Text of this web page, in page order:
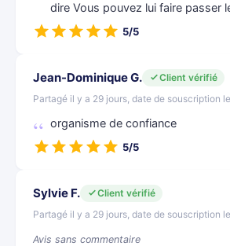
dire Vous pouvez lui faire passer
5/5
Jean-Dominique G.
Client vérifié
Partagé il y a 29 jours, date de souscription
organisme de confiance
5/5
Sylvie F.
Client vérifié
Partagé il y a 29 jours, date de souscription
Avis sans commentaire